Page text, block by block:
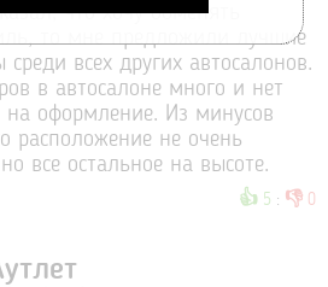
что хочу обменять
то мне предложили лучшие
среди всех других автосалонов.
в автосалоне много и нет
на оформление. Из минусов
расположение не очень
все остальное на высоте.
👍 5 : 👎 0